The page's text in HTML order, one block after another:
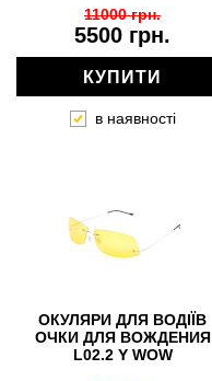
5500 грн.
11000 грн.
КУПИТИ
в наявності
ОКУЛЯРИ ДЛЯ ВОДІЇВ
ОЧКИ ДЛЯ ВОЖДЕНИЯ
L02.2 Y WOW